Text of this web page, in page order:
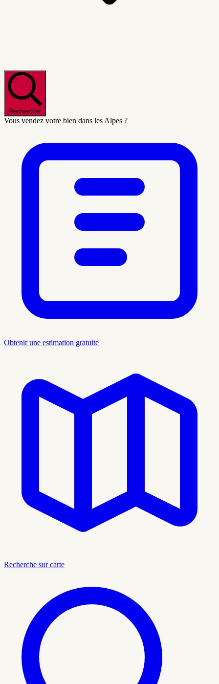
Rechercher
Vous vendez votre bien dans les Alpes ?
Obtenir une estimation gratuite
Recherche sur carte